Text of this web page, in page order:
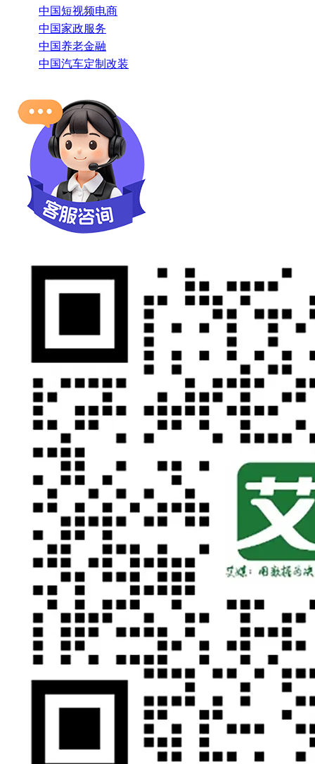
中国短视频电商
中国家政服务
中国养老金融
中国汽车定制改装